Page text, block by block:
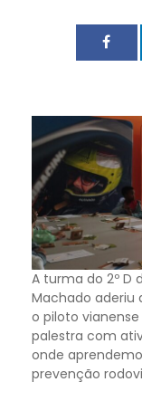
A turma do 2º D
Machado aderiu
o piloto
palestra com
onde
prevenção